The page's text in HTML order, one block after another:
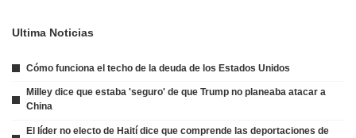
Ultima Noticias
Cómo funciona el techo de la deuda de los Estados Unidos
Milley dice que estaba 'seguro' de que Trump no planeaba atacar a
China
El líder no electo de Haití dice que comprende las deportaciones de